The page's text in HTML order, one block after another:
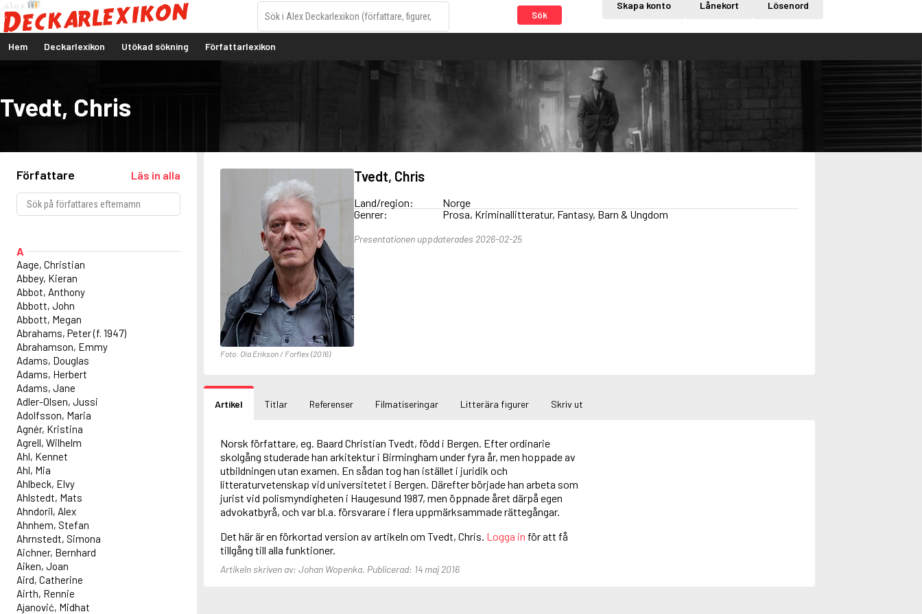
Sök
Skapa konto Lånekort Lösenord
Hem Deckarlexikon Utökad sökning Författarlexikon
Tvedt, Chris
Författare Läs in alla
A
Aage, Christian
Abbey, Kieran
Abbot, Anthony
Abbott, John
Abbott, Megan
Abrahams, Peter (f. 1947)
Abrahamson, Emmy
Adams, Douglas
Adams, Herbert
Adams, Jane
Adler-Olsen, Jussi
Adolfsson, Maria
Agnér, Kristina
Agrell, Wilhelm
Ahl, Kennet
Ahl, Mia
Ahlbeck, Elvy
Ahlstedt, Mats
Ahndoril, Alex
Ahnhem, Stefan
Ahrnstedt, Simona
Aichner, Bernhard
Aiken, Joan
Aird, Catherine
Airth, Rennie
Ajanović, Midhat
Foto: Ola Erikson / Forflex (2016)
Tvedt, Chris
Land/region:
Norge
Genrer:
Prosa, Kriminallitteratur, Fantasy, Barn & Ungdom
Presentationen uppdaterades 2026-02-25
Artikel Titlar Referenser Filmatiseringar Litterära figurer Skriv ut
Norsk författare, eg. Baard Christian Tvedt, född i Bergen. Efter ordinarie
skolgång studerade han arkitektur i Birmingham under fyra år, men hoppade av
utbildningen utan examen. En sådan tog han istället i juridik och
litteraturvetenskap vid universitetet i Bergen. Därefter började han arbeta som
jurist vid polismyndigheten i Haugesund 1987, men öppnade året därpå egen
advokatbyrå, och var bl.a. försvarare i flera uppmärksammade rättegångar.
Det här är en förkortad version av artikeln om Tvedt, Chris. Logga in för att få
tillgång till alla funktioner.
Artikeln skriven av: Johan Wopenka. Publicerad: 14 maj 2016